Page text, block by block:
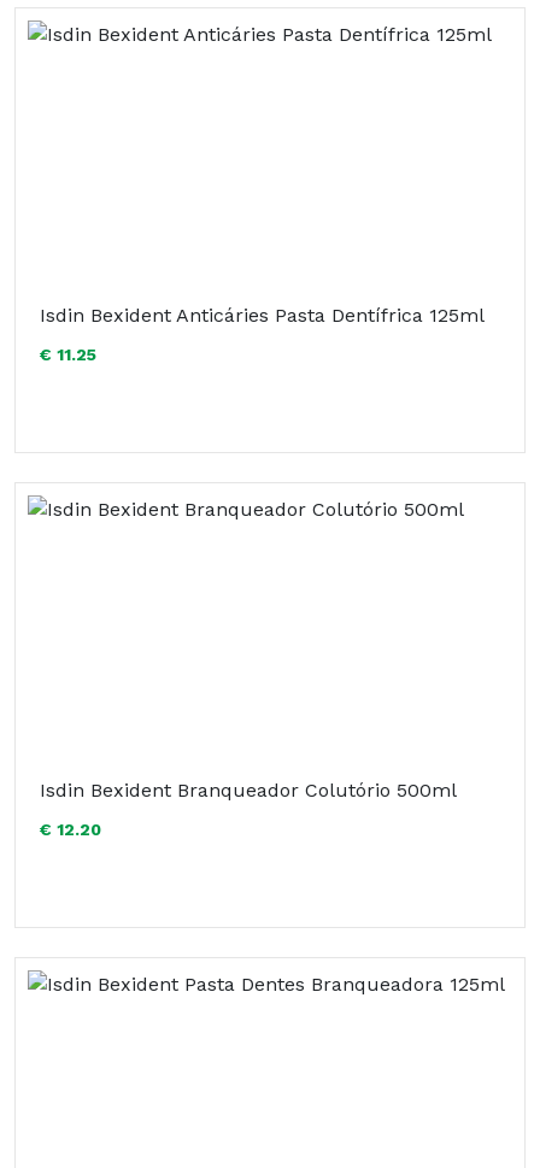
Isdin Bexident Anticáries Pasta Dentífrica 125ml
€ 11.25
Isdin Bexident Branqueador Colutório 500ml
€ 12.20